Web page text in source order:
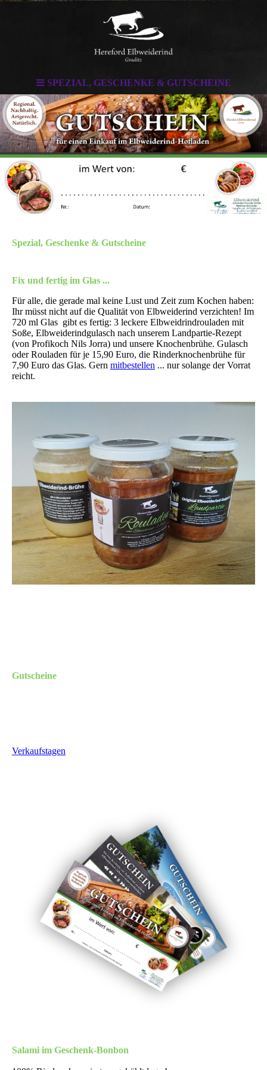
SPEZIAL, GESCHENKE & GUTSCHEINE
Spezial, Geschenke & Gutscheine
Fix und fertig im Glas ...
Für alle, die gerade mal keine Lust und Zeit zum Kochen haben:
Ihr müsst nicht auf die Qualität von Elbweiderind verzichten! Im
720 ml Glas gibt es fertig: 3 leckere Elbweidrindrouladen mit
Soße, Elbweiderindgulasch nach unserem Landpartie-Rezept
(von Profikoch Nils Jorra) und unsere Knochenbrühe. Gulasch
oder Rouladen für je 15,90 Euro, die Rinderknochenbrühe für
7,90 Euro das Glas. Gern mitbestellen ... nur solange der Vorrat
reicht.
Gutscheine
Verkaufstagen
Salami im Geschenk-Bonbon